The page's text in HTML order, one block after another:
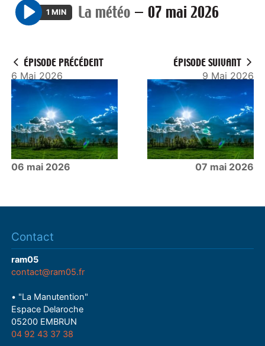
P
y
1 MIN La météo — 07 mai 2026
ÉPISODE PRÉCÉDENT
6 Mai 2026
06 mai 2026
ÉPISODE SUIVANT
9 Mai 2026
07 mai 2026
Contact
ram05
contact@ram05.fr
• "La Manutention"
Espace Delaroche
05200 EMBRUN
04 92 43 37 38